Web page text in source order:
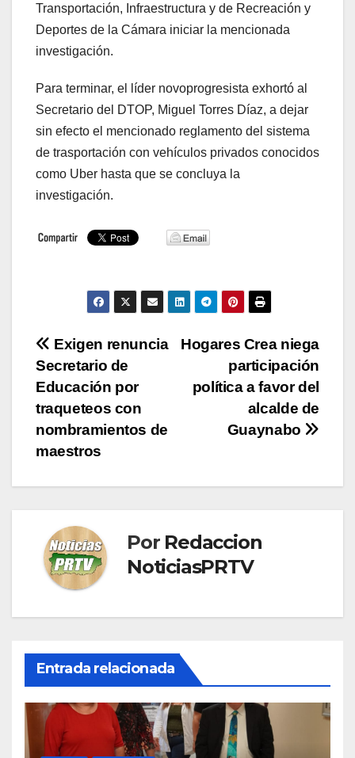
Transportación, Infraestructura y de Recreación y
Deportes de la Cámara iniciar la mencionada
investigación.
Para terminar, el líder novoprogresista exhortó al
Secretario del DTOP, Miguel Torres Díaz, a dejar
sin efecto el mencionado reglamento del sistema
de trasportación con vehículos privados conocidos
como Uber hasta que se concluya la
investigación.
Navegación
de
entradas
Hogares Crea niega
participación
política a favor del
alcalde de
Guaynabo
Exigen renuncia
Secretario de
Educación por
traqueteos con
nombramientos de
maestros
Por Redaccion
NoticiasPRTV
Entrada relacionada